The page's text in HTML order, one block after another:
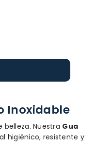
Inoxidable
Nuestra Gua
higiénico, resistente y